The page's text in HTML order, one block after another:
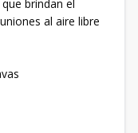
brindan el
al aire libre